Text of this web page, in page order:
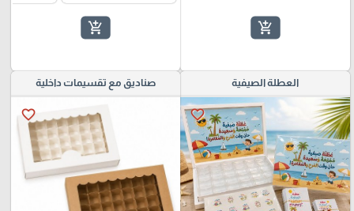
add_shopping_cart
add_shopping_cart
العطلة الصيفية
favorite_border
صناديق مع تقسيمات داخلية
favorite_border